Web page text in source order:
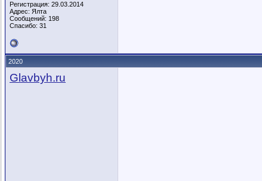
Регистрация: 29.03.2014
Адрес: Ялта
Сообщений: 198
Спасибо: 31
2020
Glavbyh.ru